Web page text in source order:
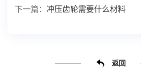
下一篇： 冲压齿轮需要什么材料
返回